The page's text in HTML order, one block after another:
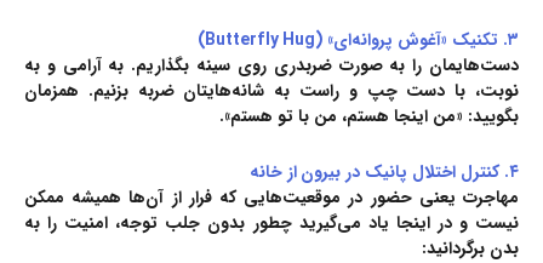
۳. تکنیک «آغوش پروانه‌ای» (Butterfly Hug)
دست‌هایمان را به صورت ضربدری روی سینه بگذاریم. به آرامی و به
نوبت، با دست چپ و راست به شانه‌هایتان ضربه بزنیم. همزمان
بگویید: «من اینجا هستم، من با تو هستم».
۴. کنترل اختلال پانیک در بیرون از خانه
مهاجرت یعنی حضور در موقعیت‌هایی که فرار از آن‌ها همیشه ممکن
نیست و در اینجا یاد می‌گیرید چطور بدون جلب توجه، امنیت را به
بدن برگردانید: